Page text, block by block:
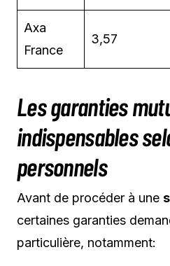
Axa
France
3,57
Les garanties
indispensables
personnels
Avant de procéder à une
certaines garanties
particulière, notamment: